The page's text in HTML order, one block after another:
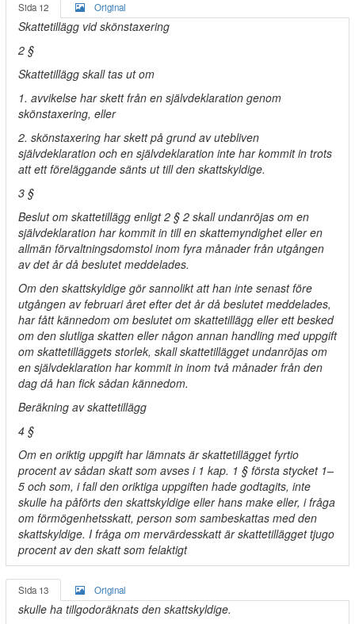
Sida 12 Original
Skattetillägg vid skönstaxering
2 §
Skattetillägg skall tas ut om
1. avvikelse har skett från en självdeklaration genom
skönstaxering, eller
2. skönstaxering har skett på grund av utebliven
självdeklaration och en självdeklaration inte har kommit in trots
att ett föreläggande sänts ut till den skattskyldige.
3 §
Beslut om skattetillägg enligt 2 § 2 skall undanröjas om en
självdeklaration har kommit in till en skattemyndighet eller en
allmän förvaltningsdomstol inom fyra månader från utgången
av det år då beslutet meddelades.
Om den skattskyldige gör sannolikt att han inte senast före
utgången av februari året efter det år då beslutet meddelades,
har fått kännedom om beslutet om skattetillägg eller ett besked
om den slutliga skatten eller någon annan handling med uppgift
om skattetilläggets storlek, skall skattetillägget undanröjas om
en självdeklaration har kommit in inom två månader från den
dag då han fick sådan kännedom.
Beräkning av skattetillägg
4 §
Om en oriktig uppgift har lämnats är skattetillägget fyrtio
procent av sådan skatt som avses i 1 kap. 1 § första stycket 1–
5 och som, i fall den oriktiga uppgiften hade godtagits, inte
skulle ha påförts den skattskyldige eller hans make eller, i fråga
om förmögenhetsskatt, person som sambeskattas med den
skattskyldige. I fråga om mervärdesskatt är skattetillägget tjugo
procent av den skatt som felaktigt
Sida 13 Original
skulle ha tillgodoräknats den skattskyldige.